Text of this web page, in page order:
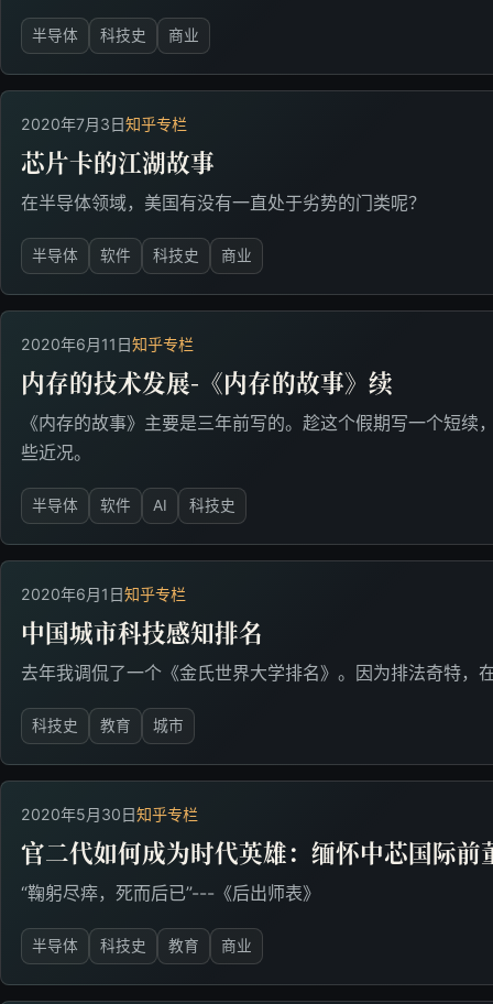
半导体 科技史 商业
2020年7月3日知乎专栏
芯片卡的江湖故事
在半导体领域，美国有没有一直处于劣势的门类呢？
半导体 软件 科技史 商业
2020年6月11日知乎专栏
内存的技术发展-《内存的故事》续
《内存的故事》主要是三年前写的。趁这个假期写一个短续
些近况。
半导体 软件 AI 科技史
2020年6月1日知乎专栏
中国城市科技感知排名
去年我调侃了一个《金氏世界大学排名》。因为排法奇特，
科技史 教育 城市
2020年5月30日知乎专栏
官二代如何成为时代英雄：缅怀中芯国际前
“鞠躬尽瘁，死而后已”---《后出师表》
半导体 科技史 教育 商业